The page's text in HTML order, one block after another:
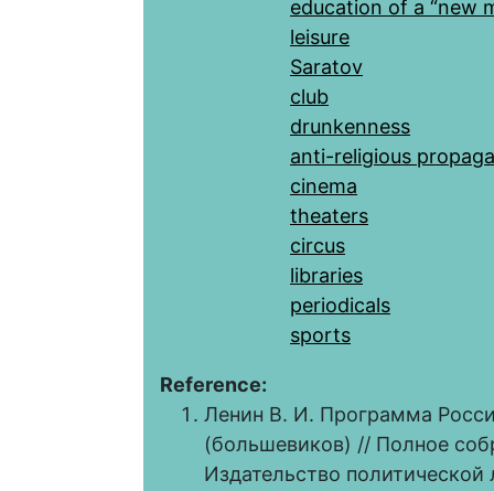
education of a “new
leisure
Saratov
club
drunkenness
anti-religious
cinema
theaters
circus
libraries
periodicals
sports
Reference:
Ленин В. И. Программа
(большевиков) // Полное
Издательство